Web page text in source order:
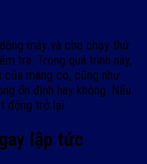
máy và cho chạy thử.
tra. Trong quá trình này,
màng co, cũng như
ổn định hay không. Nếu
động trở lại.
lập tức